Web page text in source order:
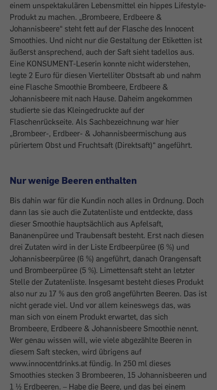
einem unspektakulären Lebensmittel ein hippes Lifestyle-
Produkt zu machen. „Brombeere, Erdbeere &
Johannisbeere“ steht fett auf der Flasche des Innocent
Smoothies. Und nicht nur die Gestaltung der Etiketten ist
äußerst ansprechend, auch der Saft sieht tadellos aus.
Eine KONSUMENT-Leserin konnte nicht widerstehen,
legte 2 Euro für diesen Viertelliter Obstsaft ab und nahm
eine Flasche Smoothie Brombeere, Erdbeere &
Johannisbeere mit nach Hause. Daheim angekommen
studierte sie das Kleingedruckte auf der
Flaschenrückseite. Als Sachbezeichnung war hier
„Brombeer-, Erdbeer- & Johannisbeermischung aus
püriertem Obst und Fruchtsaft (Direktsaft)“ angeführt.
Nur wenige Beeren enthalten
Bis dahin war für die Kundin noch alles in Ordnung. Doch
dann las sie auch die Zutatenliste und entdeckte, dass
dieser Smoothie hauptsächlich aus Apfelsaft,
Bananenpüree und Traubensaft besteht. Erst nach diesen
drei Zutaten wird in der Liste Erdbeerpüree (6 %) und
Johannisbeerpüree (6 %) angeführt, danach Orangensaft
und Brombeerpüree (5 %). Limettensaft steht an letzter
Stelle der Zutatenliste. Insgesamt besteht dieses Produkt
also nur zu 17 % aus den groß angeführten Beeren. Das ist
nicht gerade viel. Und vor allem keineswegs das, was
man sich von einem Produkt erwartet, das sich
Brombeere, Erdbeere & Johannisbeere Smoothie nennt.
Wer genau wissen will, wie viele abgezählte Beeren in
diesem Saft stecken, wird übrigens auf
www.innocentdrinks.at fündig. In 250 ml dieses
Smoothies stecken 3 Brombeeren, 15 Johannisbeeren und
1 ½ Erdbeeren. – Habe die Beere, und das bei einem